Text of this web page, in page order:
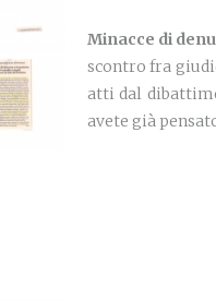
Minacce di
scontro fra
atti dal
avete già